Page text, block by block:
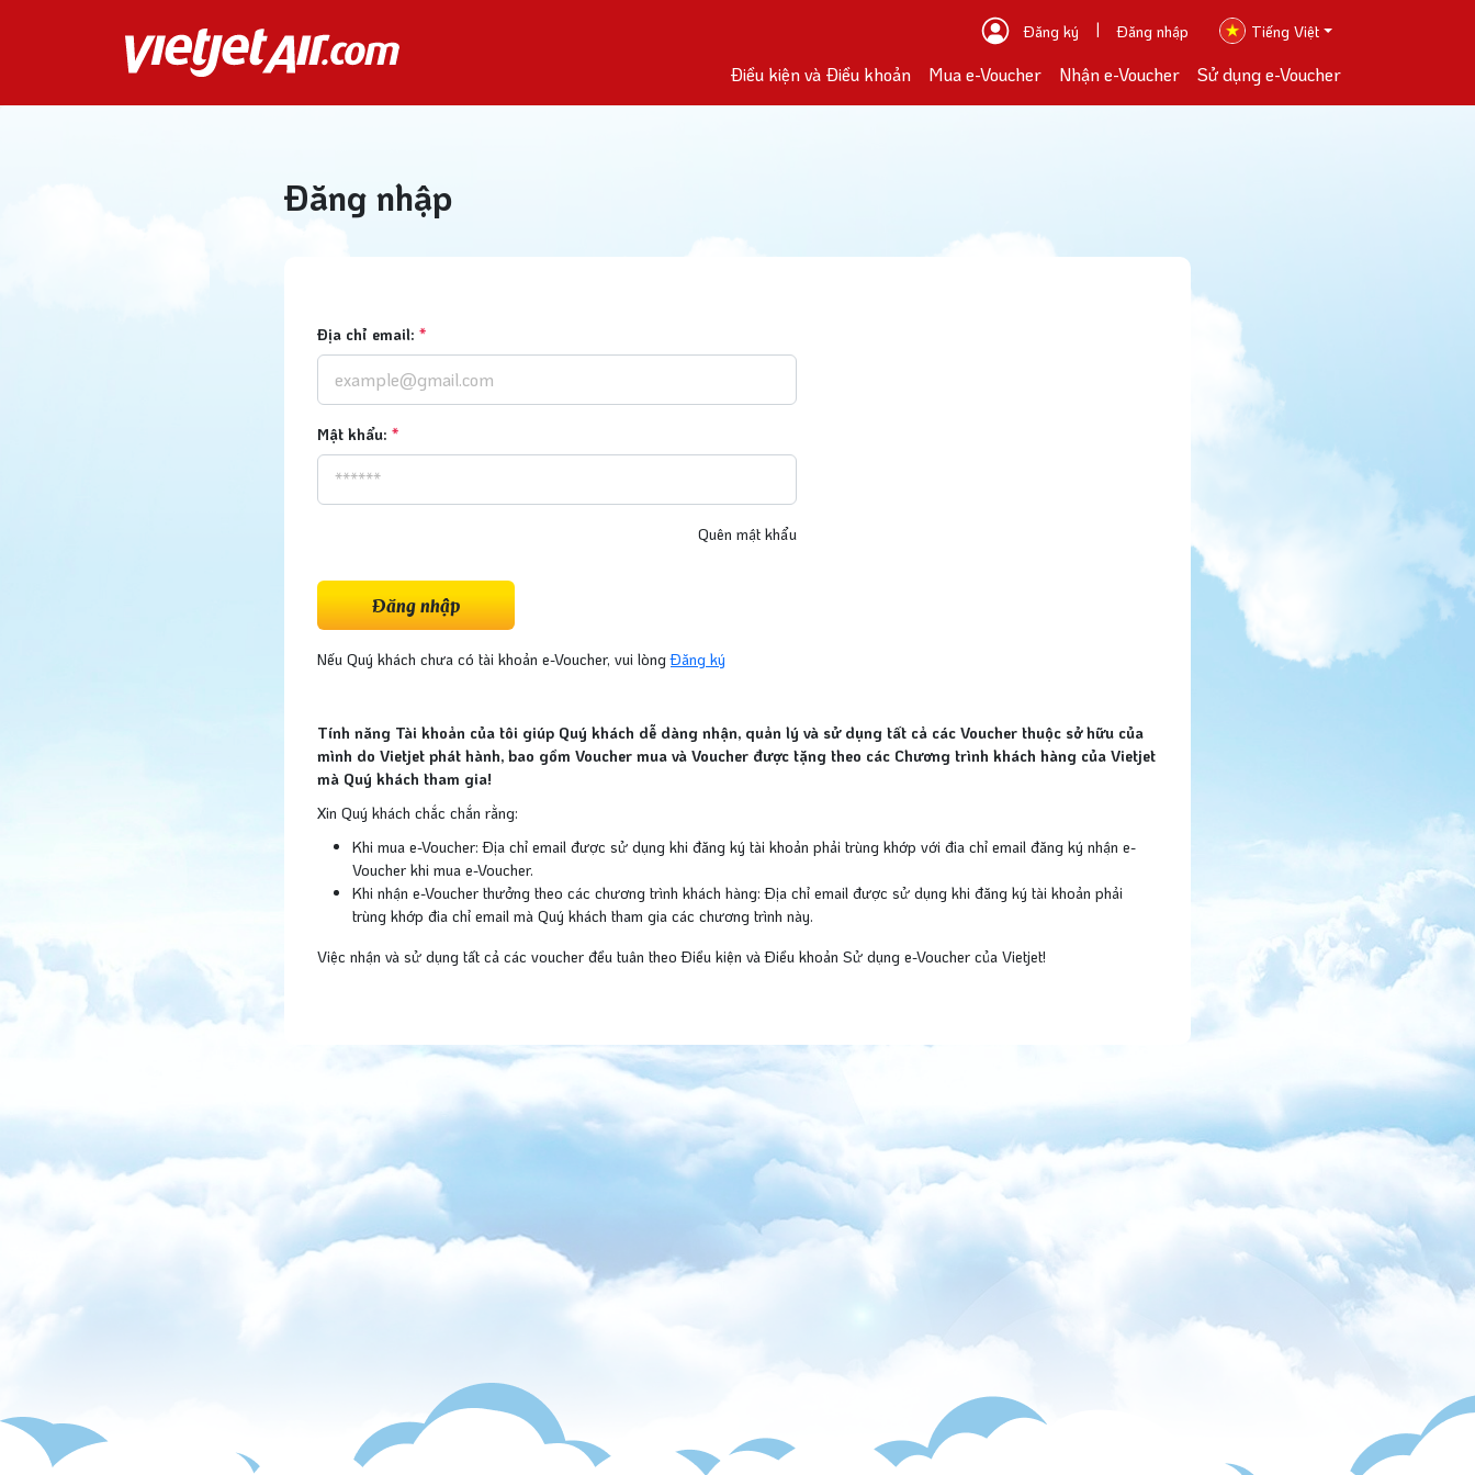
Đăng ký | Đăng nhập Tiếng Việt
Điều kiện và Điều khoản Mua e-Voucher Nhận e-Voucher Sử dụng e-Voucher
Đăng nhập
Địa chỉ email: *
Mật khẩu: *
Quên mật khẩu
Đăng nhập
Nếu Quý khách chưa có tài khoản e-Voucher, vui lòngĐăng ký
Tính năng Tài khoản của tôi giúp Quý khách dễ dàng nhận, quản lý và sử dụng tất cả các Voucher thuộc sở hữu của
mình do Vietjet phát hành, bao gồm Voucher mua và Voucher được tặng theo các Chương trình khách hàng của Vietjet
mà Quý khách tham gia!
Xin Quý khách chắc chắn rằng:
Khi mua e-Voucher: Địa chỉ email được sử dụng khi đăng ký tài khoản phải trùng khớp với đia chỉ email đăng ký nhận e-
Voucher khi mua e-Voucher.
Khi nhận e-Voucher thưởng theo các chương trình khách hàng: Địa chỉ email được sử dụng khi đăng ký tài khoản phải
trùng khớp đia chỉ email mà Quý khách tham gia các chương trình này.
Việc nhận và sử dụng tất cả các voucher đều tuân theo Điều kiện và Điều khoản Sử dụng e-Voucher của Vietjet!